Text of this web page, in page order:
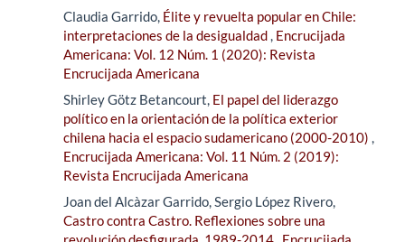
Claudia Garrido, Élite y revuelta popular en Chile:
interpretaciones de la desigualdad, Encrucijada
Americana: Vol. 12 Núm. 1 (2020): Revista
Encrucijada Americana
Shirley Götz Betancourt, El papel del liderazgo
político en la orientación de la política exterior
chilena hacia el espacio sudamericano (2000-2010) ,
Encrucijada Americana: Vol. 11 Núm. 2 (2019):
Revista Encrucijada Americana
Joan del Alcàzar Garrido, Sergio López Rivero,
Castro contra Castro. Reflexiones sobre una